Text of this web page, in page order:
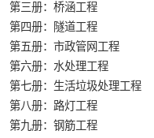
第三册：桥涵工程
第四册：隧道工程
第五册：市政管网工程
第六册：水处理工程
第七册：生活垃圾处理工程
第八册：路灯工程
第九册：钢筋工程
20kv及以下配电网工程
广西建筑安装工程预算
*考军校教材